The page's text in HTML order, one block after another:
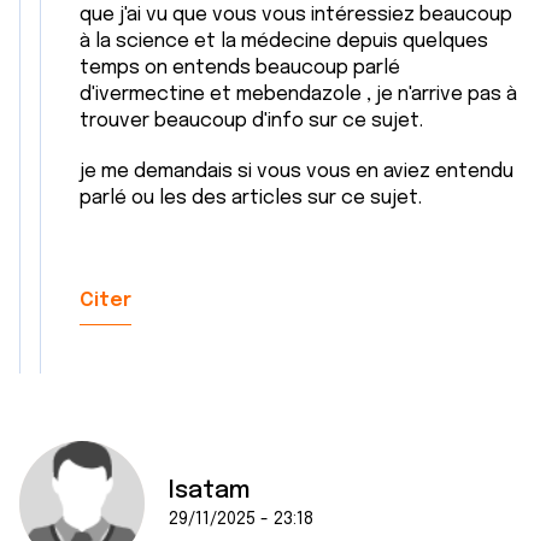
que j'ai vu que vous vous intéressiez beaucoup
à la science et la médecine depuis quelques
temps on entends beaucoup parlé
d'ivermectine et mebendazole , je n'arrive pas à
trouver beaucoup d'info sur ce sujet.
je me demandais si vous vous en aviez entendu
parlé ou les des articles sur ce sujet.
Citer
Isatam
29/11/2025 - 23:18